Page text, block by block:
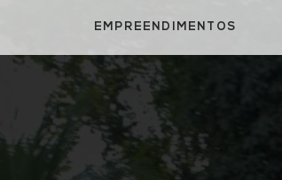
EMPREENDIMENTOS